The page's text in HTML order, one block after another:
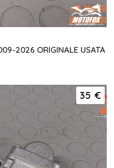
2026 ORIGINALE USATA
35 €